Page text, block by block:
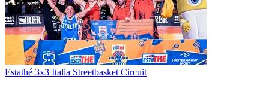
Estathé 3x3 Italia Streetbasket Circuit